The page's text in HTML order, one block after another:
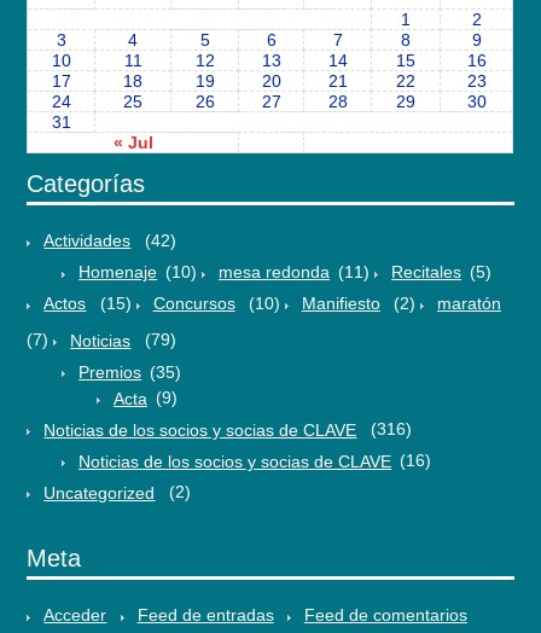
« Jul
1
2
3
4 5 6 7 8
9
10
11 12 13 14 15
16
17
18 19 20 21 22
23
24
25 26 27 28 29
30
31
Categorías
Actividades
(42)
Homenaje (10) mesa redonda (11) Recitales (5)
Actos
(15) Concursos (10) Manifiesto (2)
maratón
(7)
Noticias
(79)
Premios (35)
Acta (9)
Noticias de los socios y socias de CLAVE
(316)
Noticias de los socios y socias de CLAVE (16)
Uncategorized
(2)
Meta
Acceder Feed de entradas
Feed de comentarios